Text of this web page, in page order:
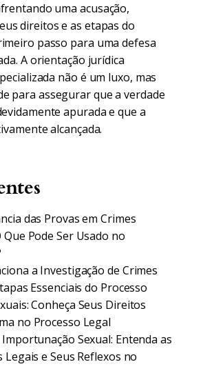
uma acusação,
direitos e as etapas do
passo para uma defesa
A orientação jurídica
não é um luxo, mas
para assegurar que a verdade
apurada e que a
alcançada.
das Provas em Crimes
Que Pode Ser Usado no
a Investigação de Crimes
Essenciais do Processo
Conheça Seus Direitos
no Processo Legal
Sexual: Entenda as
Legais e Seus Reflexos no